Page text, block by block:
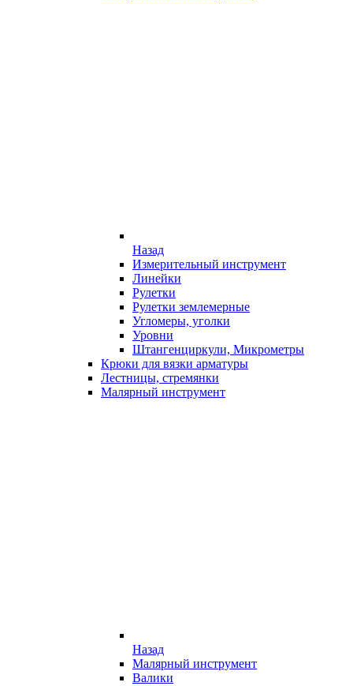
Назад
Измерительный инструмент
Линейки
Рулетки
Рулетки землемерные
Угломеры, уголки
Уровни
Штангенциркули, Микрометры
Крюки для вязки арматуры
Лестницы, стремянки
Малярный инструмент
Назад
Малярный инструмент
Валики